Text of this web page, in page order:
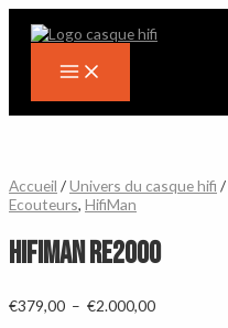
Aller
contenu
Main
Accueil /Univers du casque hifi /
Ecouteurs, HifiMan
HifiMAN RE2000
€379,00 – €2.000,00
Plage
de
prix :